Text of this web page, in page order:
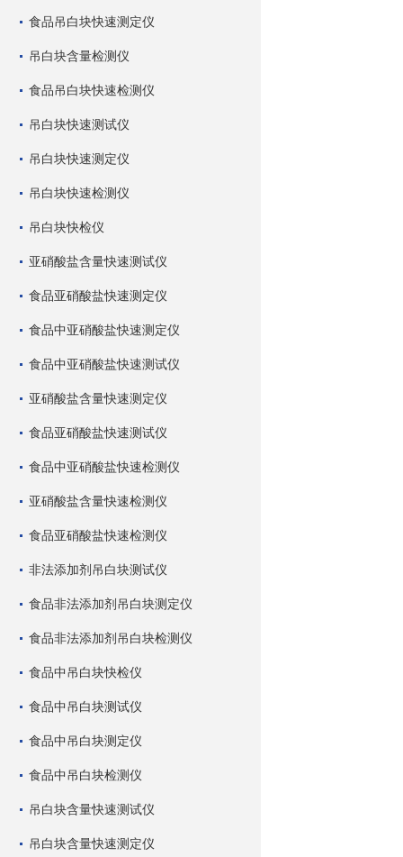
食品吊白块快速测定仪
吊白块含量检测仪
食品吊白块快速检测仪
吊白块快速测试仪
吊白块快速测定仪
吊白块快速检测仪
吊白块快检仪
亚硝酸盐含量快速测试仪
食品亚硝酸盐快速测定仪
食品中亚硝酸盐快速测定仪
食品中亚硝酸盐快速测试仪
亚硝酸盐含量快速测定仪
食品亚硝酸盐快速测试仪
食品中亚硝酸盐快速检测仪
亚硝酸盐含量快速检测仪
食品亚硝酸盐快速检测仪
非法添加剂吊白块测试仪
食品非法添加剂吊白块测定仪
食品非法添加剂吊白块检测仪
食品中吊白块快检仪
食品中吊白块测试仪
食品中吊白块测定仪
食品中吊白块检测仪
吊白块含量快速测试仪
吊白块含量快速测定仪